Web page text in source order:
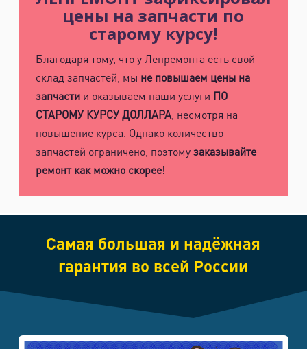
цены на запчасти по
старому курсу!
Благодаря тому, что у Ленремонта есть свой
склад запчастей, мы не повышаем цены на
запчастии оказываем наши услуги ПО
СТАРОМУ КУРСУ ДОЛЛАРА, несмотря на
повышение курса. Однако количество
запчастей ограничено, поэтомузаказывайте
ремонт как можно скорее!
Самая большая и надёжная
гарантия во всей России